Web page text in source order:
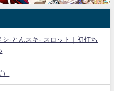
-とんスキ- スロット｜初打ち